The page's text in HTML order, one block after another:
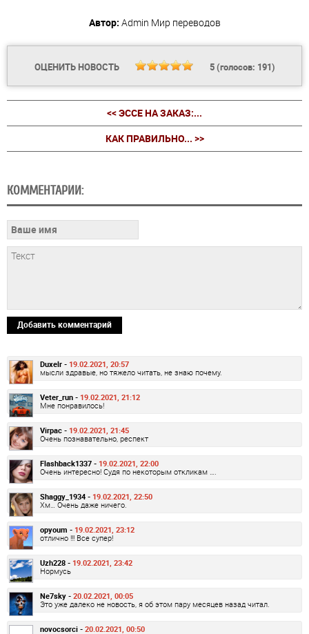
Автор: Admin Мир переводов
ОЦЕНИТЬ НОВОСТЬ 5(голосов: 191)
<< ЭССЕ НА ЗАКАЗ:...
КАК ПРАВИЛЬНО... >>
КОММЕНТАРИИ:
Добавить комментарий
Duxelr - 19.02.2021, 20:57
мысли здравые, но тяжело читать, не знаю почему.
Veter_run - 19.02.2021, 21:12
Мне понравилось!
Virpac - 19.02.2021, 21:45
Очень познавательно, респект
Flashback1337 - 19.02.2021, 22:00
Очень интересно! Судя по некоторым откликам ….
Shaggy_1934 - 19.02.2021, 22:50
Хм… Очень даже ничего.
opyoum - 19.02.2021, 23:12
отлично !!! Все супер!
Uzh228 - 19.02.2021, 23:42
Нормусь
Ne7sky - 20.02.2021, 00:05
Это уже далеко не новость, я об этом пару месяцев назад читал.
novocsorci - 20.02.2021, 00:50